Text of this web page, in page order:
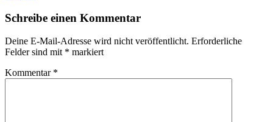
Schreibe einen Kommentar
Deine E-Mail-Adresse wird nicht veröffentlicht. Erforderliche
Felder sind mit * markiert
Kommentar *